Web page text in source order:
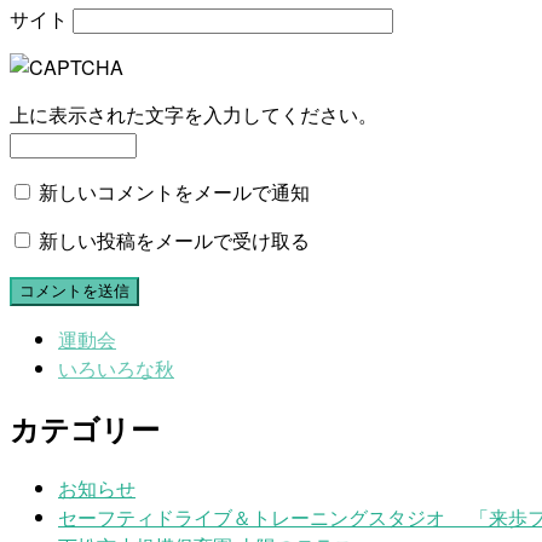
サイト
上に表示された文字を入力してください。
新しいコメントをメールで通知
新しい投稿をメールで受け取る
運動会
いろいろな秋
カテゴリー
お知らせ
セーフティドライブ＆トレーニングスタジオ 「来歩フ